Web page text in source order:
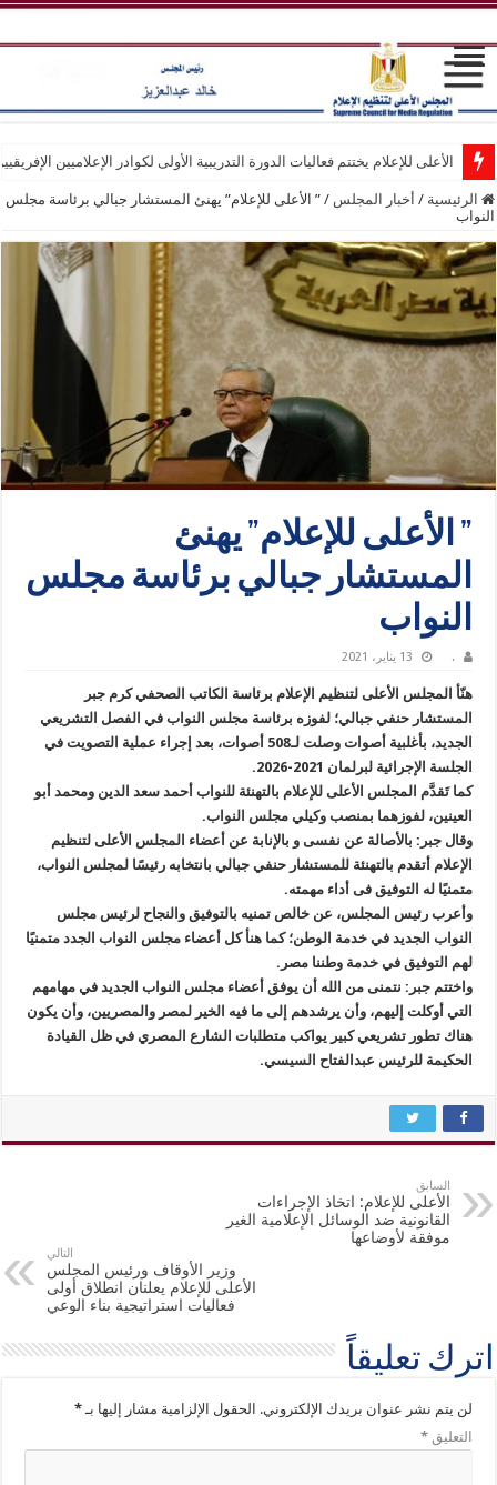
الأعلى للإعلام يختتم فعاليات الدورة التدريبية الأولى لكوادر الإعلاميين
الرئيسية / أخبار المجلس / ” الأعلى للإعلام” يهنئ المستشار جبالي برئاسة مجلس
النواب
” الأعلى للإعلام” يهنئ
المستشار جبالي برئاسة مجلس
النواب
. 13 يناير، 2021
هنّأ المجلس الأعلى لتنظيم الإعلام برئاسة الكاتب الصحفي كرم جبر
المستشار حنفي جبالي؛ لفوزه برئاسة مجلس النواب في الفصل التشريعي
الجديد، بأغلبية أصوات وصلت لـ508 أصوات، بعد إجراء عملية التصويت في
الجلسة الإجرائية لبرلمان 2021-2026.
كما تَقدَّم المجلس الأعلى للإعلام بالتهنئة للنواب أحمد سعد الدين ومحمد أبو
العينين، لفوزهما بمنصب وكيلي مجلس النواب.
وقال جبر: بالأصالة عن نفسى و بالإنابة عن أعضاء المجلس الأعلى لتنظيم
الإعلام أتقدم بالتهنئة للمستشار حنفي جبالي بانتخابه رئيسًا لمجلس النواب،
متمنيًا له التوفيق فى أداء مهمته.
وأعرب رئيس المجلس، عن خالص تمنيه بالتوفيق والنجاح لرئيس مجلس
النواب الجديد في خدمة الوطن؛ كما هنأ كل أعضاء مجلس النواب الجدد متمنيًا
لهم التوفيق في خدمة وطننا مصر.
واختتم جبر: نتمنى من الله أن يوفق أعضاء مجلس النواب الجديد في مهامهم
التي أوكلت إليهم، وأن يرشدهم إلى ما فيه الخير لمصر والمصريين، وأن يكون
هناك تطور تشريعي كبير يواكب متطلبات الشارع المصري في ظل القيادة
الحكيمة للرئيس عبدالفتاح السيسي.
السابق
الأعلى للإعلام: اتخاذ الإجراءات
القانونية ضد الوسائل الإعلامية الغير
موفقة لأوضاعها
التالي
وزير الأوقاف ورئيس المجلس
الأعلى للإعلام يعلنان انطلاق أولى
فعاليات استراتيجية بناء الوعي
اترك تعليقاً
لن يتم نشر عنوان بريدك الإلكتروني. الحقول الإلزامية مشار إليها بـ*
التعليق*